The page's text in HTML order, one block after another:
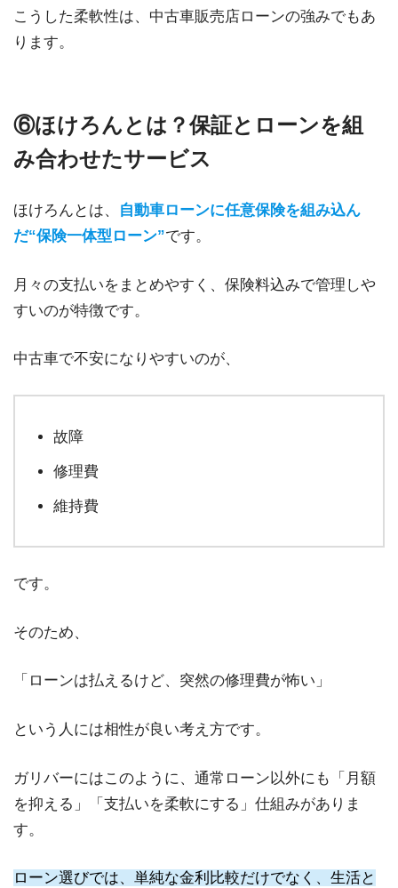
こうした柔軟性は、中古車販売店ローンの強みでもあ
ります。
⑥ほけろんとは？保証とローンを組
み合わせたサービス
ほけろんとは、
自動車ローンに任意保険を組み込ん
だ“保険一体型ローン”です。
月々の支払いをまとめやすく、保険料込みで管理しや
すいのが特徴です。
中古車で不安になりやすいのが、
故障
修理費
維持費
です。
そのため、
「ローンは払えるけど、突然の修理費が怖い」
という人には相性が良い考え方です。
ガリバーにはこのように、通常ローン以外にも「月額
を抑える」「支払いを柔軟にする」仕組みがありま
す。
ローン選びでは、単純な金利比較だけでなく、生活と